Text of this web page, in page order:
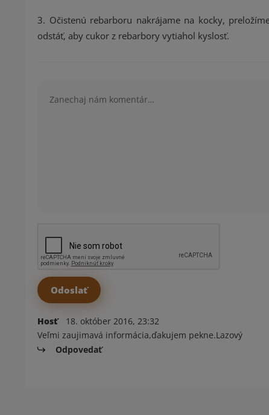
3. Očistenú rebarboru nakrájame na kocky,
odstáť, aby cukor z rebarbory vytiahol kyslosť.
Hosť
18. október 2016, 23:32
Veľmi zaujimavá informácia,ďakujem pekne.Lazový
Odpovedať